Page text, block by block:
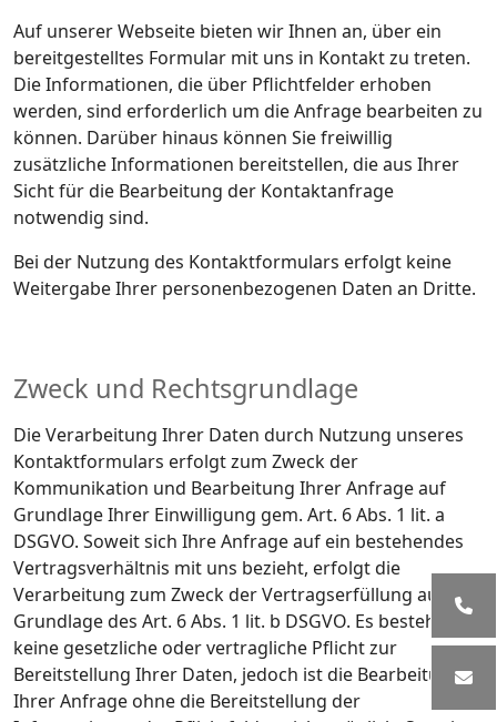
Auf unserer Webseite bieten wir Ihnen an, über ein
bereitgestelltes Formular mit uns in Kontakt zu treten.
Die Informationen, die über Pflichtfelder erhoben
werden, sind erforderlich um die Anfrage bearbeiten zu
können. Darüber hinaus können Sie freiwillig
zusätzliche Informationen bereitstellen, die aus Ihrer
Sicht für die Bearbeitung der Kontaktanfrage
notwendig sind.
Bei der Nutzung des Kontaktformulars erfolgt keine
Weitergabe Ihrer personenbezogenen Daten an Dritte.
Zweck und Rechtsgrundlage
Die Verarbeitung Ihrer Daten durch Nutzung unseres
Kontaktformulars erfolgt zum Zweck der
Kommunikation und Bearbeitung Ihrer Anfrage auf
Grundlage Ihrer Einwilligung gem. Art. 6 Abs. 1 lit. a
DSGVO. Soweit sich Ihre Anfrage auf ein bestehendes
Vertragsverhältnis mit uns bezieht, erfolgt die
Verarbeitung zum Zweck der Vertragserfüllung auf
Grundlage des Art. 6 Abs. 1 lit. b DSGVO. Es besteht
keine gesetzliche oder vertragliche Pflicht zur
Bereitstellung Ihrer Daten, jedoch ist die Bearbeitung
Ihrer Anfrage ohne die Bereitstellung der